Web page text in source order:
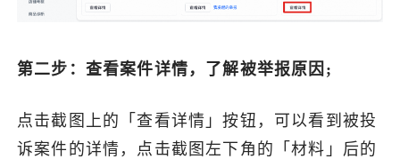
第二步：查看案件详情，了解被举报原因;
点击截图上的「查看详情」按钮，可以看到被投
诉案件的详情，点击截图左下角的「材料」后的